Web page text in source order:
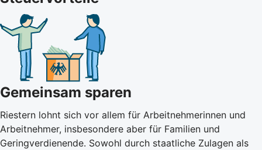
Gemeinsam sparen
Riestern lohnt sich vor allem für Arbeitnehmerinnen und
Arbeitnehmer, insbesondere aber für Familien und
Geringverdienende. Sowohl durch staatliche Zulagen als